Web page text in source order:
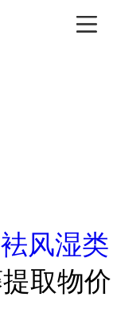
袪风湿类
取物价